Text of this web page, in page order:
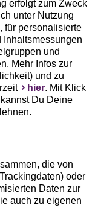
erfolgt zum Zweck
unter Nutzung
für personalisierte
Inhaltsmessungen
und
Mehr Infos zur
und zu
hier. Mit Klick
kannst Du Deine
die von
oder
Daten zur
auch zu eigenen